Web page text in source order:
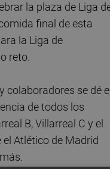
la plaza de Liga
final de esta
la Liga de
reto.
colaboradores se dé
de todos los
B, Villarreal C y el
Atlético de Madrid